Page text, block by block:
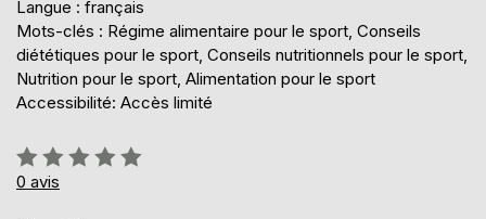
Langue : français
Mots-clés : Régime alimentaire pour le sport, Conseils
diététiques pour le sport, Conseils nutritionnels pour le sport,
Nutrition pour le sport, Alimentation pour le sport
Accessibilité: Accès limité
Évaluation:
0%
0 avis